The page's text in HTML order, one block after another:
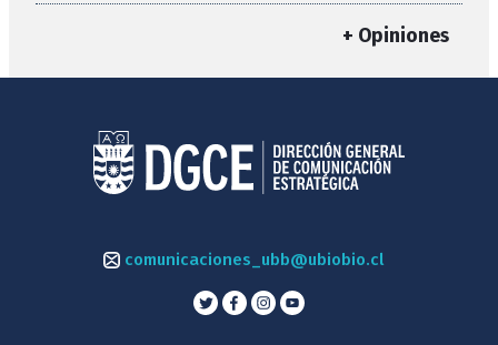
+ Opiniones
comunicaciones_ubb@ubiobio.cl